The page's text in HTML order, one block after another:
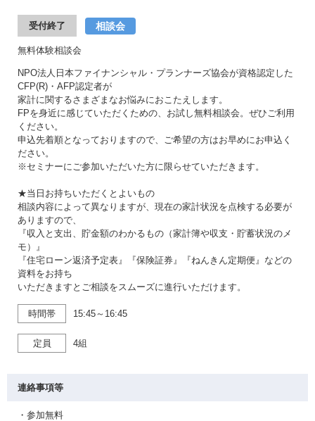
受付終了 相談会
無料体験相談会
NPO法人日本ファイナンシャル・プランナーズ協会が資格認定した
CFP(R)・AFP認定者が
家計に関するさまざまなお悩みにおこたえします。
FPを身近に感じていただくための、お試し無料相談会。ぜひご利用
ください。
申込先着順となっておりますので、ご希望の方はお早めにお申込く
ださい。
※セミナーにご参加いただいた方に限らせていただきます。
★当日お持ちいただくとよいもの
相談内容によって異なりますが、現在の家計状況を点検する必要が
ありますので、
『収入と支出、貯金額のわかるもの（家計簿や収支・貯蓄状況のメ
モ）』
『住宅ローン返済予定表』『保険証券』『ねんきん定期便』などの
資料をお持ち
いただきますとご相談をスムーズに進行いただけます。
時間帯 15:45～16:45
定員 4組
連絡事項等
・参加無料